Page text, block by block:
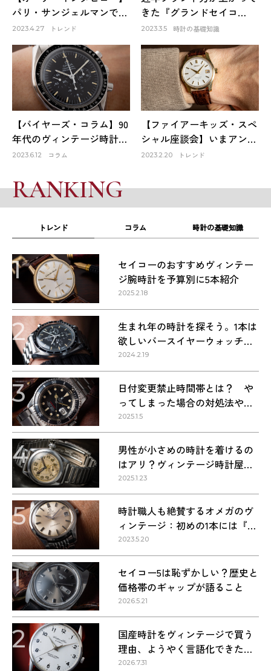
パリ・サンジェルマンで出
会ったロレックスは生涯1
本だけのお気に入り～
HACHIYAクリエイティブデ
ィレクター 蜂谷雅彦
2023.4.27 トレンド
きた『グランドセイコ
ー』。そのファーストモデ
ルは品質も良く、日本の誇
りでもある！
2023.3.5 時計の基礎知識
【バイヤーズ・コラム】90
年代のヴィンテージ時計が
オススメな理由
2023.6.12 コラム
【ファイアーキッズ・スペ
シャル座談会】いまアンテ
ィーク時計市場はどうなっ
2023.2.20 トレンド
RANKING
トレンド コラム 時計の基礎知識
1
セイコーのおすすめヴィンテー
ジ腕時計を予算別に5本紹介
2025.2.18
2
生まれ年の時計を探そう。1本は
欲しいバースイヤーウォッチ・
1960〜1990年代の名作9本
2024.2.19
3
日付変更禁止時間帯とは？ や
ってしまった場合の対処法や正
しい方法
2025.1.5
4
男性が小さめの時計を着けるの
はアリ？ヴィンテージ時計屋が
回答します！
2025.1.23
5
時計職人も絶賛するオメガのヴ
ィンテージ：初めの1本には『シ
ーマスター』を選ぶべき理由
2023.5.20
1
セイコー5は恥ずかしい？歴史と
価格帯のギャップが語ること
2026.5.21
2
国産時計をヴィンテージで買う
理由、ようやく言語化できた気
がする
2026.7.31